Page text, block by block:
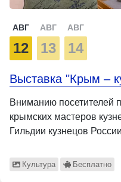
АВГ
12
АВГ
13
АВГ
14
Выставка "Крым –
Вниманию посетителей
крымских мастеров
Гильдии кузнецов
Культура Бесплатно